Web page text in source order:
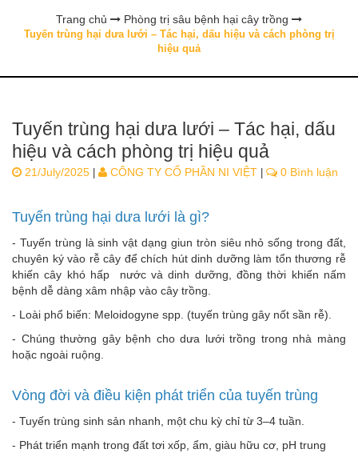
Trang chủ Phòng trị sâu bệnh hại cây trồng
Tuyến trùng hại dưa lưới – Tác hại, dấu hiệu và cách phòng trị
hiệu quả
Tuyến trùng hại dưa lưới – Tác hại, dấu
hiệu và cách phòng trị hiệu quả
21/July/2025 | CÔNG TY CỔ PHẦN NI VIỆT | 0 Bình luận
Tuyến trùng hại dưa lưới là gì?
- Tuyến trùng là sinh vật dạng giun tròn siêu nhỏ sống trong đất,
chuyên ký vào rễ cây để chích hút dinh dưỡng làm tổn thương rễ
khiến cây khó hấp nước và dinh dưỡng, đồng thời khiến nấm
bệnh dễ dàng xâm nhập vào cây trồng.
- Loài phổ biến: Meloidogyne spp. (tuyến trùng gây nốt sần rễ).
- Chúng thường gây bệnh cho dưa lưới trồng trong nhà màng
hoặc ngoài ruộng.
Vòng đời và điều kiện phát triển của tuyến trùng
- Tuyến trùng sinh sản nhanh, một chu kỳ chỉ từ 3–4 tuần.
- Phát triển mạnh trong đất tơi xốp, ẩm, giàu hữu cơ, pH trung